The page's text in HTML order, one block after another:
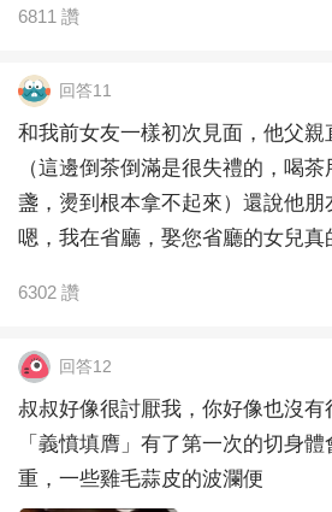
6811 讚
回答11
和我前女友一樣初次見面，他父親
（這邊倒茶倒滿是很失禮的，喝
盞，燙到根本拿不起來）還說他朋
嗯，我在省廳，娶您省廳的女兒
6302 讚
回答12
叔叔好像很討厭我，你好像也沒有
「義憤填膺」有了第一次的切身
重，一些雞毛蒜皮的波瀾便